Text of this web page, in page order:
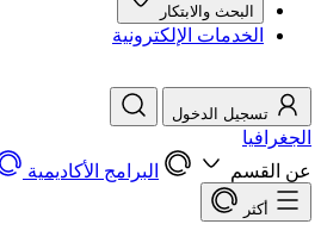
البحث والابتكار
الخدمات الإلكترونية
تسجيل الدخول
الجغرافيا
عن القسم
البرامج الأكاديمية
أكثر